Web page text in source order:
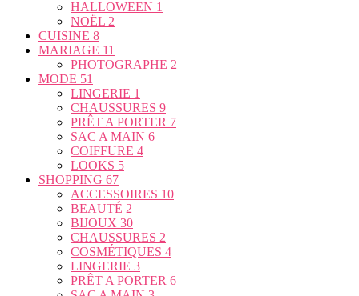
HALLOWEEN 1
NOËL 2
CUISINE 8
MARIAGE 11
PHOTOGRAPHE 2
MODE 51
LINGERIE 1
CHAUSSURES 9
PRÊT A PORTER 7
SAC A MAIN 6
COIFFURE 4
LOOKS 5
SHOPPING 67
ACCESSOIRES 10
BEAUTÉ 2
BIJOUX 30
CHAUSSURES 2
COSMÉTIQUES 4
LINGERIE 3
PRÊT A PORTER 6